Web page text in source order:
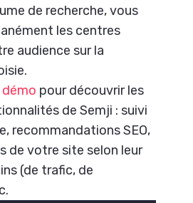
de recherche, vous
les centres
audience sur la
démo pour découvrir les
de Semji : suivi
recommandations SEO,
de votre site selon leur
(de trafic, de